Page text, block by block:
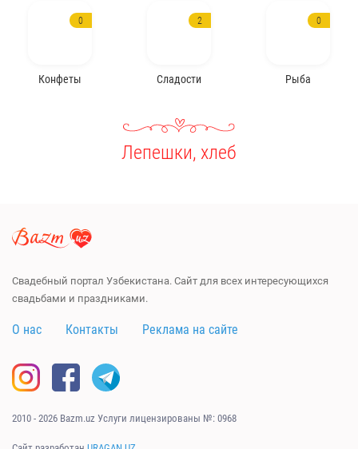
0
Конфеты
2
Сладости
0
Рыба
Лепешки, хлеб
Свадебный портал Узбекистана. Сайт для всех интересующихся
свадьбами и праздниками.
О нас Контакты Реклама на сайте
2010 - 2026 Bazm.uz Услуги лицензированы №: 0968